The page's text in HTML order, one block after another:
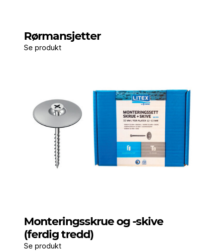
Rørmansjetter
Se produkt
Monteringsskrue og -skive
(ferdig tredd)
Se produkt